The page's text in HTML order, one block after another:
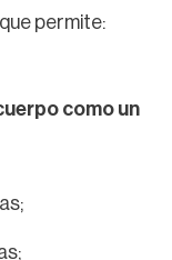
permite:
como un